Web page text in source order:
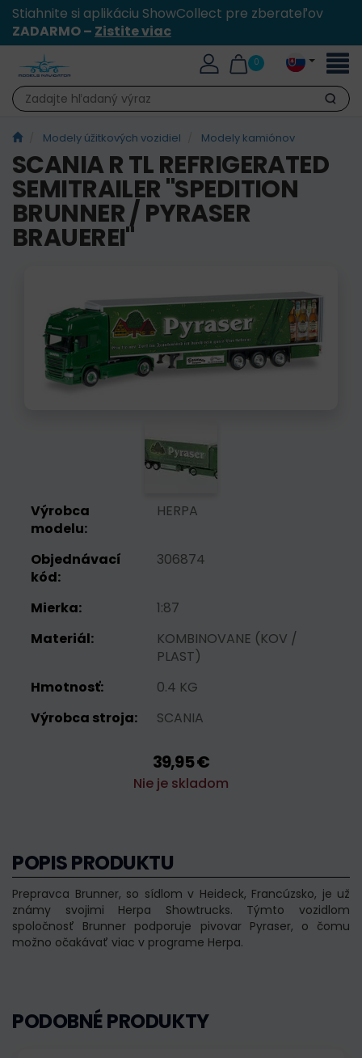
Stiahnite si aplikáciu ShowCollect pre zberateľov
ZADARMO – Zistite viac
0
Hľadať
Modely úžitkových vozidiel Modely kamiónov
SCANIA R TL REFRIGERATED
SEMITRAILER "SPEDITION
BRUNNER / PYRASER
BRAUEREI"
Výrobca
modelu:
HERPA
Objednávací
kód:
306874
Mierka:
1:87
Materiál:
KOMBINOVANE (KOV /
PLAST)
Hmotnosť:
0.4 KG
Výrobca stroja:
SCANIA
39,95 €
Nie je skladom
POPIS PRODUKTU
Prepravca Brunner, so sídlom v Heideck, Francúzsko, je už
známy svojimi Herpa Showtrucks. Týmto vozidlom
spoločnosť Brunner podporuje pivovar Pyraser, o čomu
možno očakávať viac v programe Herpa.
PODOBNÉ PRODUKTY